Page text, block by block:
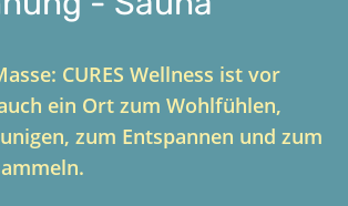
CURES Wellness ist vor
ein Ort zum Wohlfühlen,
zum Entspannen und zum